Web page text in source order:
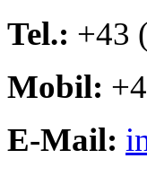
Tel.: +43
Mobil:
E-Mail: